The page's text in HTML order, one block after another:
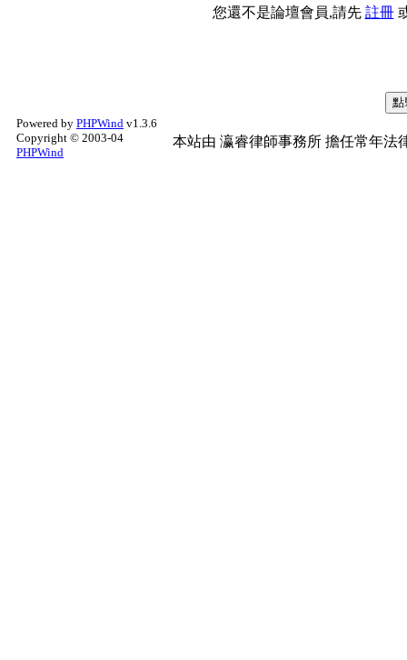
您還不是論壇會員,請先 註冊
Powered by PHPWind v1.3.6
Copyright © 2003-04
PHPWind
本站由 瀛睿律師事務所 擔任常年法